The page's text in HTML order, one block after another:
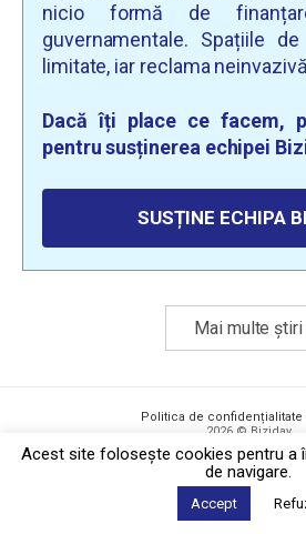
nicio formă de
guvernamentale. Spațiile
limitate, iar reclama
Dacă îți place ce facem,
pentru susținerea echipei
SUSȚINE ECHIPA
Mai multe știri
Politica de confidențialitate
2026 © Biziday
Acest site foloseşte cookies pentru a
de navigare.
Accept